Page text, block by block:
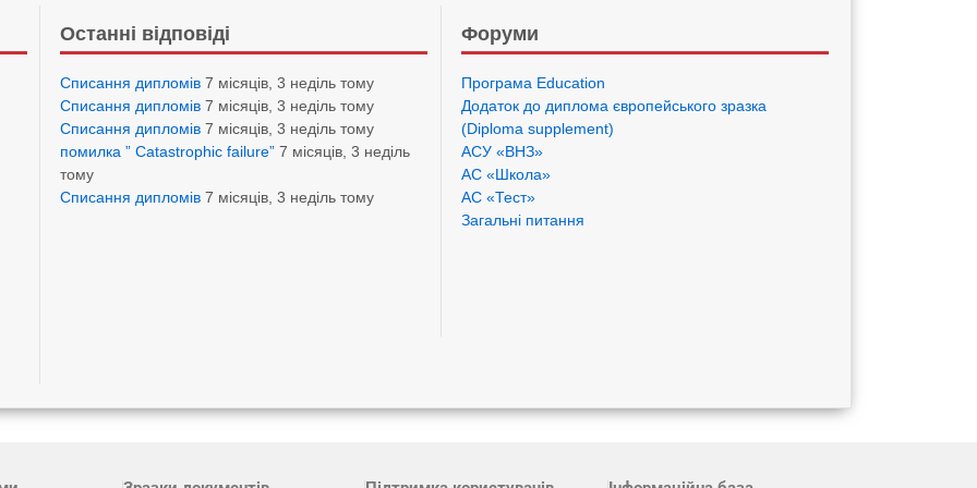
Останні відповіді
Списання дипломів 7 місяців, 3 неділь тому
Списання дипломів 7 місяців, 3 неділь тому
Списання дипломів 7 місяців, 3 неділь тому
помилка ” Catastrophic failure” 7 місяців, 3 неділь
тому
Списання дипломів 7 місяців, 3 неділь тому
Форуми
Програма Eduсation
Додаток до диплома європейського зразка
(Diploma supplement)
АСУ «ВНЗ»
АС «Школа»
АС «Тест»
Загальні питання